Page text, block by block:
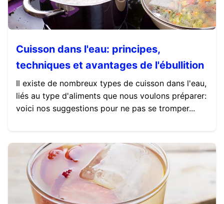
Cuisson dans l'eau: principes,
techniques et avantages de l'ébullition
Il existe de nombreux types de cuisson dans l'eau,
liés au type d'aliments que nous voulons préparer:
voici nos suggestions pour ne pas se tromper...